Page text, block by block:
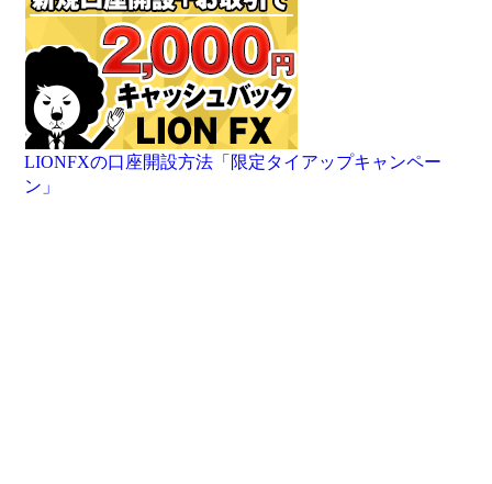
LIONFXの口座開設方法「限定タイアップキャンペー
ン」